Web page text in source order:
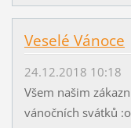
Veselé Vánoce
24.12.2018 10:18
Všem našim
vánočních svátků